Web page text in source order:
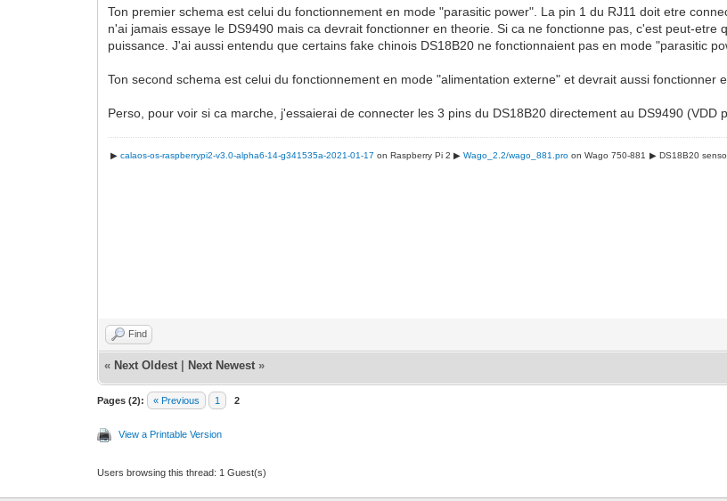
Ton premier schema est celui du fonctionnement en mode "parasitic power". La pin 1 du RJ11 doit etre
n'ai jamais essaye le DS9490 mais ca devrait fonctionner en theorie. Si ca ne fonctionne pas, c'est peut-etre
puissance. J'ai aussi entendu que certains fake chinois DS18B20 ne fonctionnaient pas en mode "parasitic
Ton second schema est celui du fonctionnement en mode "alimentation externe" et devrait aussi fonctionner
Perso, pour voir si ca marche, j'essaierai de connecter les 3 pins du DS18B20 directement au DS9490 (VDD
▶ calaos-os-raspberrypi2-v3.0-alpha6-14-g341535a-2021-01-17 on Raspberry Pi 2 ▶Wago_2.2/wago_881.pro on Wago 750-881 ▶ DS18B20
Find
« Next Oldest Next Newest »
Pages (2): « Previous 1 2
View a Printable Version
Users browsing this thread: 1 Guest(s)